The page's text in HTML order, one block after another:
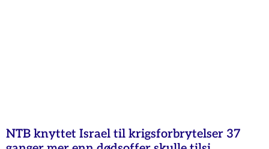
NTB knyttet Israel til krigsforbrytelser 37